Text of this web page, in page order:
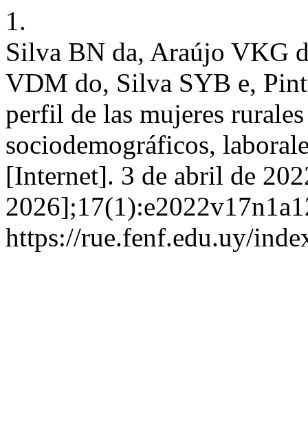
1.
Silva BN da, Araújo VKG
VDM do, Silva SYB e,
perfil de las mujeres
sociodemográficos,
[Internet]. 3 de abril de
https://rue.fenf.edu.uy/